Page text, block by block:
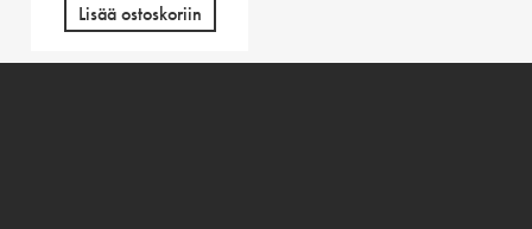
Lisää ostoskoriin